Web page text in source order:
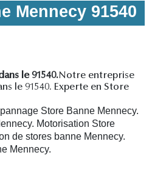
Mennecy 91540
le 91540.Notre entreprise
le 91540. Experte en Store
Store Banne Mennecy.
Motorisation Store
de stores banne Mennecy.
Mennecy.